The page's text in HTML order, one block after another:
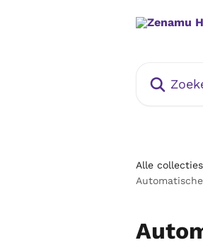
Alle collecties